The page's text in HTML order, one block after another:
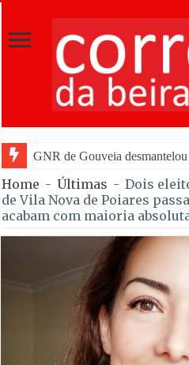
GNR de Gouveia desmantelou
Home - Últimas - Dois
de Vila Nova de Poiares
acabam com maioria